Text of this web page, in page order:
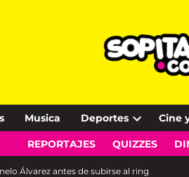
Musica Deportes
Open
dropdown
Cine
REPORTAJES QUIZZES
Álvarez antes de subirse al ring